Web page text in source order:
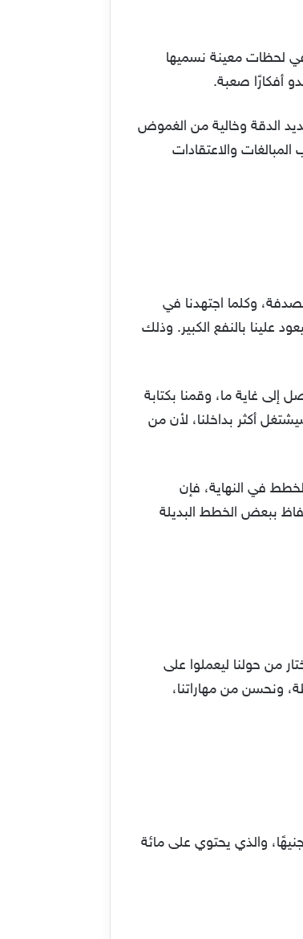
لحظات معينة نسميها
أفكارًا صعبة.
الدقة وخالية من الغموض
والاعتقادات
وكلما اجتهدنا في
علينا بالنفع الكبير. وذلك
إلى غاية ما، وقمنا بكتابة
أكثر بداخلنا، لأن من
في النهاية، فإن
ببعض الخطط البديلة
من حولنا ليعملوا على
ونحسن من مهاراتنا،
والذي يحتوي على مائة